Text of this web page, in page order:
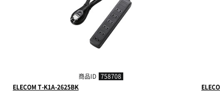
商品ID 758708
ELECOM T-K1A-2625BK